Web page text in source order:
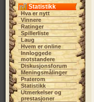
Statistikk
Hva er nytt
Vinnere
Ratinger
Spillerliste
Laug
Hvem er online
Innloggede
motstandere
Diskusjonsforum
Meningsmålinger
Praterom
Statistikk
Utmerkelser og
prestasjoner